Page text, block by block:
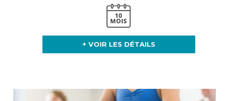
+ VOIR LES DÉTAILS